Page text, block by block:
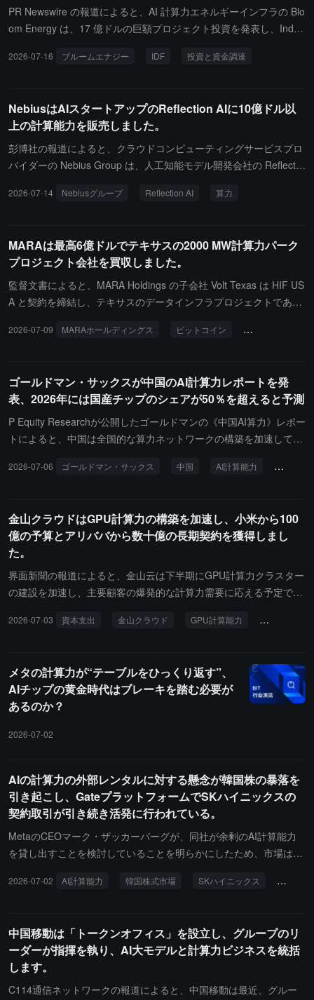
の国産チップのコンパイラ開発に深く関与してきました。中科加禾
のコアの強みは、その仮想命令セット技術にあり、ミドルウェアを
在する国産チップを統一された超大規模クラスターに組み立てるこ
遅延を最大74倍削減できるとされています。最近、智譜のCoding A
gent事業は爆発的な成長を迎え、最新リリースのGLM-5.2大規模モ
デルは、アグリゲーションプラットフォームでの初週に日平均トー
クン呼び出し量が27倍急増し、その結果、高い同時実行と長いコン
ングボトルネックを露呈しました。アメリカの実体リストに掲載さ
の推論適応を完了しています。中科加禾を傘下に加えることで、智
譜の単位トークン推論コストと出力品質を直接改善できるだけでな
く、以前に伝えられた自社開発のカスタムAI推論チップ計画に対し
ても、コアの基盤コンパイラ技術の支援を提供することができま
PR Newswire の報道によると、AI 計算力エネルギーインフラの Blo
om Energy は、17 億ドルの巨額プロジェクト投資を発表し、Indus
加しました。Bloom Energy は、AI クラウド計算会社 Nebius に専
2026-07-16 ブルームエナジー IDF 投資と資金調達
NebiusはAIスタートアップのReflection AIに10億ドル以
上の計算能力を販売しました。
彭博社の報道によると、クラウドコンピューティングサービスプロ
バイダーの Nebius Group は、人工知能モデル開発会社の Reflectio
表しました。双方の声明によれば、この合意は2029年まで有効であ
2026-07-14 Nebiusグループ Reflection AI 算力
MARAは最高6億ドルでテキサスの2000 MW計算力パーク
プロジェクト会社を買収しました。
監督文書によると、MARA Holdings の子会社 Volt Texas は HIF US
A と契約を締結し、テキサスのデータインフラプロジェクトである
みを保持します。このプロジェクト会社は、電力会社と意向書を締
タルインフラ園区の建設に使用されます。取引価格はマイルストー
ン方式で分割払いされ、すべての開発マイルストーンが完了した場
合、累積取得金額は最大 6 億ドルに達し、関連する土地取得、電力
接続およびその後のデータセンター賃貸契約の履行が分割払い義務
2026-07-09 MARAホールディングス ビットコイン データインフラ
ゴールドマン・サックスが中国のAI計算力レポートを発
表、2026年には国産チップのシェアが50％を超えると予測
P Equity Researchが公開したゴールドマンの《中国AI算力》レポー
トによると、中国は全国的な算力ネットワークの構築を加速してお
引き寄せると予測されています。今後5年間でデータセンターへの
遅延計算、エッジノード、AI推論に重点を置いて転換しています。
10万個以上のチップを含むギガワット（GW）級のクラスターは国
内では依然として希少ですが、典型的なGW級算力パークでは、ワ
ークロードは主に50%以上を占める推論、トレーニング、全スタッ
クの研究開発で構成されています。レポートは、2026年には国産AI
す。その中で、ファーウェイとアリババの平頭哥はそれぞれ20%と
能の面では、国産チップは輸入チップに比べてIT消費電力の資本支
出が40%から50%低いですが、性能差により、単位算力の資本支出
は輸入チップの2倍から4倍であり、単位消費電力あたりの算力は輸
0B/910Cサーバーの1日あたりのトークン生産量はNVIDIAのH800の
率はNVIDIAハードウェアを採用している同業者に対して著しく劣っ
ています。
2026-07-06 ゴールドマン・サックス 中国 AI計算能力 国産チ
金山クラウドはGPU計算力の構築を加速し、小米から100
億の予算とアリババから数十億の長期契約を獲得しまし
た。
界面新聞の報道によると、金山云は下半期にGPU計算力クラスター
の建設を加速し、主要顧客の爆発的な計算力需要に応える予定で
ターからアップグレードし、関連予算は最初の約400億元から大幅
ドGPUサーバーが関与しており、契約価格で計算すると、全ての納
品後の年収は40億元を超える見込みです。急増する顧客の需要に応
えるため、金山云の2026年の資本支出計画は150億元に引き上げら
品の遅延に直面しています。高位のカード資産の減損リスクを考慮
し、金山云は現在、ハードウェアの積極的な拡張を一時停止してお
り、今年の第3四半期には計算力ハードウェアの価格が反落の転換
2026-07-03 資本支出 金山クラウド GPU計算能力 シャオミ
メタの計算力が“テーブルをひっくり返す”、
AIチップの黄金時代はブレーキを踏む必要が
あるのか？
2026-07-02
AIの計算力の外部レンタルに対する懸念が韓国株の暴落を
引き起こし、GateプラットフォームでSKハイニックスの
契約取引が引き続き活発に行われている。
MetaのCEOマーク・ザッカーバーグが、同社が余剰のAI計算能力
を貸し出すことを検討していることを明らかにしたため、市場はAI
を抱いています。SKハイニックスを代表とする韓国の半導体大手お
在1,538.3ドルで、取引中には一時10％近く下落しました。株式市
場の変動は関連する契約取引を活発にし、CoinGlassのデータによ
れば、GateのSKハイニックス（SKHYNIX）契約のポジション額は
2,629万ドルを超え、24時間の契約取引額は3,441万ドルを超え、い
2026-07-02 AI計算能力 韓国株式市場 SKハイニックス 契約取
中国移動は「トークンオフィス」を設立し、グループのリ
ーダーが指揮を執り、AI大モデルと計算力ビジネスを統括
します。
C114通信ネットワークの報道によると、中国移動は最近、グルー